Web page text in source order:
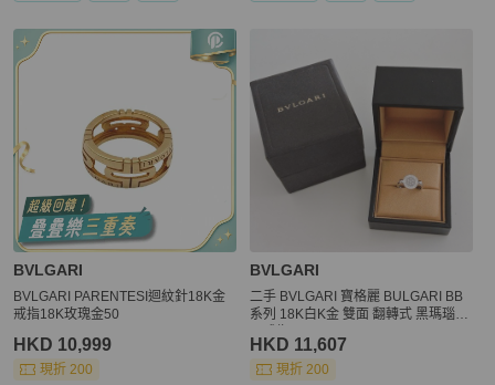
BVLGARI
BVLGARI PARENTESI迴紋針18K金
戒指18K玫瑰金50
HKD 10,999
現折 200
BVLGARI
二手 BVLGARI 寶格麗 BULGARI BB
系列 18K白K金 雙面 翻轉式 黑瑪瑙鑽
HKD 11,607
現折 200